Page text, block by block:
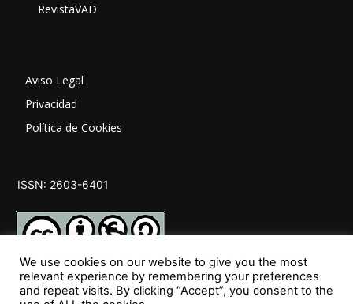
RevistaVAD
Aviso Legal
Privacidad
Política de Cookies
ISSN: 2603-6401
SÍGUENOS
We use cookies on our website to give you the most
relevant experience by remembering your preferences
and repeat visits. By clicking “Accept”, you consent to the